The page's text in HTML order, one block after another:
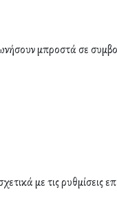
μπροστά σε
με τις ρυθμίσεις